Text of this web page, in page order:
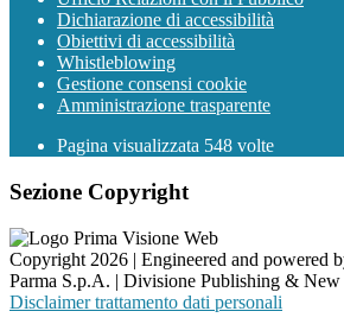
Dichiarazione di accessibilità
Obiettivi di accessibilità
Whistleblowing
Gestione consensi cookie
Amministrazione trasparente
Pagina visualizzata 548 volte
Sezione Copyright
Copyright 2026 | Engineered and powered
Parma S.p.A. | Divisione Publishing & New
Disclaimer trattamento dati personali